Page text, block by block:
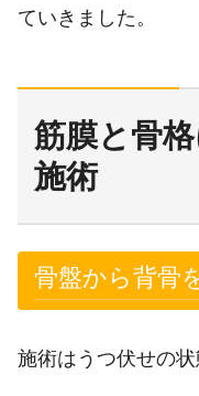
ていきました。
筋膜と骨
施術
骨盤から背骨
施術はうつ伏せの状